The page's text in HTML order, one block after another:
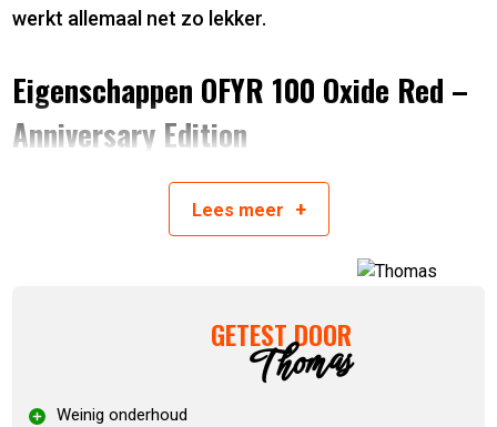
werkt allemaal net zo lekker.
Eigenschappen OFYR 100 Oxide Red –
Anniversary Edition
Het vuur blijft 9 tot 11 uur knetteren voordat je het as
De nieuwe luchtstroom helpt je sneller op temperatuur
De sokkel komt in losse delen, maar dat zet je zelf zo
Dek ‘m af met een hoes als je ’m netjes wilt houden
En gebruik een pan als je iets zuurs maakt (zoals
Lees meer +
GETEST DOOR
Thomas
Weinig onderhoud